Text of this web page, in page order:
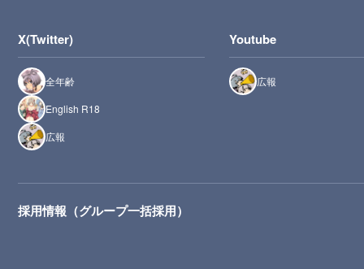
X(Twitter)
全年齢
English R18
広報
Youtube
広報
採用情報（グループ一括採用）